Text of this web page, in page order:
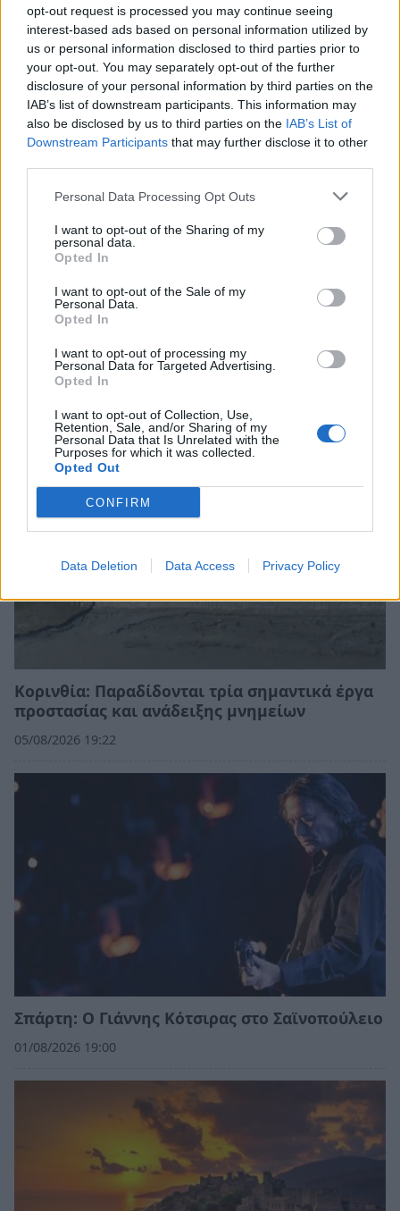
opt-out request is processed you may continue seeing
interest-based ads based on personal information utilized by
us or personal information disclosed to third parties prior to
your opt-out. You may separately opt-out of the further
disclosure of your personal information by third parties on the
IAB’s list of downstream participants. This information may
also be disclosed by us to third parties on the IAB’s List of
Downstream Participants that may further disclose it to other
Personal Data Processing Opt Outs
I want to opt-out of the Sharing of my
personal data.
Opted In
I want to opt-out of the Sale of my
Personal Data.
Opted In
I want to opt-out of processing my
Personal Data for Targeted Advertising.
Opted In
I want to opt-out of Collection, Use,
Retention, Sale, and/or Sharing of my
Personal Data that Is Unrelated with the
Purposes for which it was collected.
Opted Out
CONFIRM
Data Deletion Data Access Privacy Policy
Σχετικά Άρθρα
Δυτική Μάνη: Συνεχίζονται οι
προφεστιβαλικές δράσεις του 3ου Kardamili
Art Doc Festival
05/08/2026 20:32
Κορινθία: Παραδίδονται τρία σημαντικά έργα
προστασίας και ανάδειξης μνημείων
05/08/2026 19:22
Σπάρτη: Ο Γιάννης Κότσιρας στο Σαϊνοπούλειο
01/08/2026 19:00